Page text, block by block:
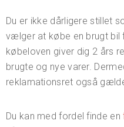
Du er ikke dårligere stillet
vælger at købe en brugt bil
købeloven giver dig 2 års
brugte og nye varer.
reklamationsret også
Du kan med fordel finde en